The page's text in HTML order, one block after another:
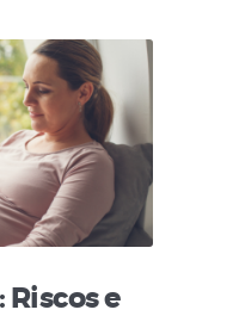
Riscos e